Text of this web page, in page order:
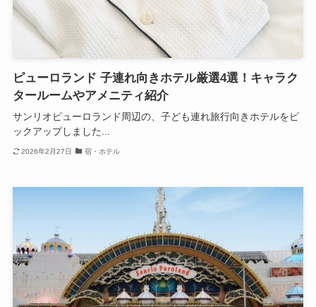
ピューロランド 子連れ向きホテル厳選4選！キャラク
タールームやアメニティ紹介
サンリオピューロランド周辺の、子ども連れ旅行向きホテルをピ
ックアップしました...
2026年2月27日 宿・ホテル